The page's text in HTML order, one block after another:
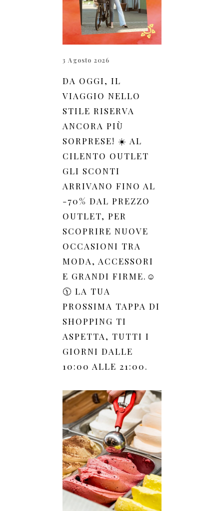
3 Agosto 2026
DA OGGI, IL
VIAGGIO NELLO
STILE RISERVA
ANCORA PIÙ
SORPRESE! ☀️ AL
CILENTO OUTLET
GLI SCONTI
ARRIVANO FINO AL
-70% DAL PREZZO
OUTLET, PER
SCOPRIRE NUOVE
OCCASIONI TRA
MODA, ACCESSORI
E GRANDI FIRME.☺️
🕦 LA TUA
PROSSIMA TAPPA DI
SHOPPING TI
ASPETTA, TUTTI I
GIORNI DALLE
10:00 ALLE 21:00.